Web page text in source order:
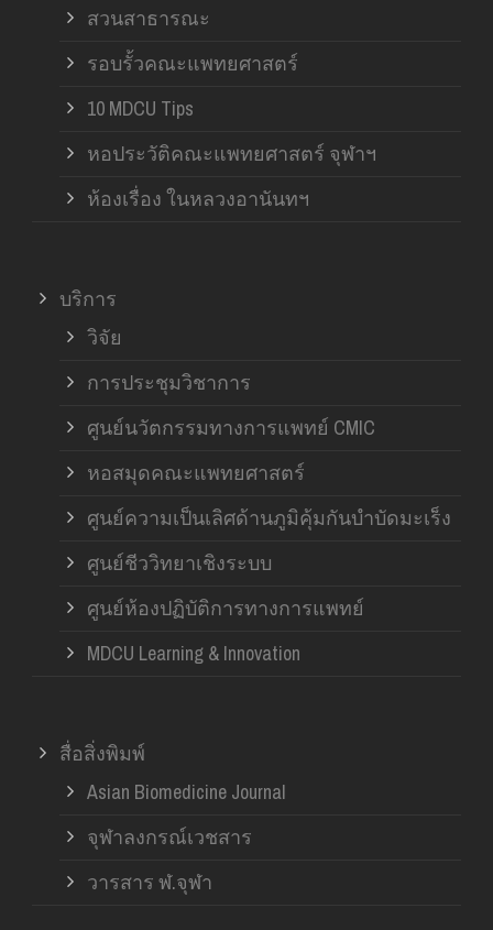
สวนสาธารณะ
รอบรั้วคณะแพทยศาสตร์
10 MDCU Tips
หอประวัติคณะแพทยศาสตร์ จุฬาฯ
ห้องเรื่อง ในหลวงอานันทฯ
บริการ
วิจัย
การประชุมวิชาการ
ศูนย์นวัตกรรมทางการแพทย์ CMIC
หอสมุดคณะแพทยศาสตร์
ศูนย์ความเป็นเลิศด้านภูมิคุ้มกันบำบัดมะเร็ง
ศูนย์ชีววิทยาเชิงระบบ
ศูนย์ห้องปฏิบัติการทางการแพทย์
MDCU Learning & Innovation
สื่อสิ่งพิมพ์
Asian Biomedicine Journal
จุฬาลงกรณ์เวชสาร
วารสาร ฬ.จุฬา